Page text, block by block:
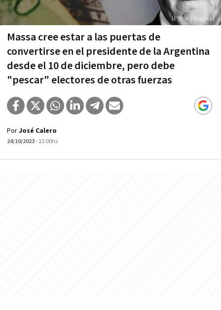
Massa cree estar a las puertas de
convertirse en el presidente de la Argentina
desde el 10 de diciembre, pero debe
"pescar" electores de otras fuerzas
PorJosé Calero
24/10/2023- 13:00hs